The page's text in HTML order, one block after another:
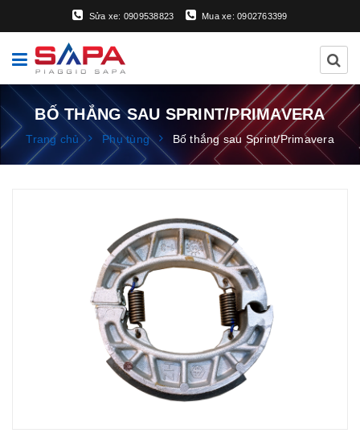
Sửa xe: 0909538823 Mua xe: 0902763399
BỐ THẮNG SAU SPRINT/PRIMAVERA
Trang chủ Phụ tùng Bố thắng sau Sprint/Primavera